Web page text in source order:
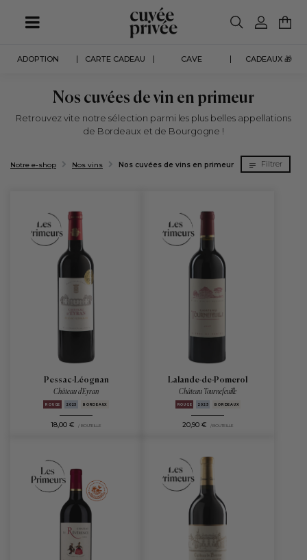
contenu
ADOPTION CARTE CADEAU CAVE CADEAUX 🎁
Nos cuvées de vin en primeur
Retrouvez vite notre sélection parmi les plus belles appellations
de Bordeaux et de Bourgogne !
Notre e-shop Nos vins Nos cuvées de vins en primeur Filtrer
Pessac-Léognan
Château d'Eyran
ROUGE 2025 BORDEAUX
18,00 € / BOUTEILLE
Lalande-de-Pomerol
Château Tournefeuille
ROUGE 2025 BORDEAUX
20,90 € / BOUTEILLE